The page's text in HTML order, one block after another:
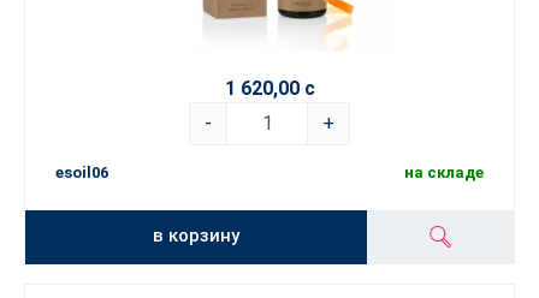
1 620,00 с
-
+
esoil06 на складе
в корзину